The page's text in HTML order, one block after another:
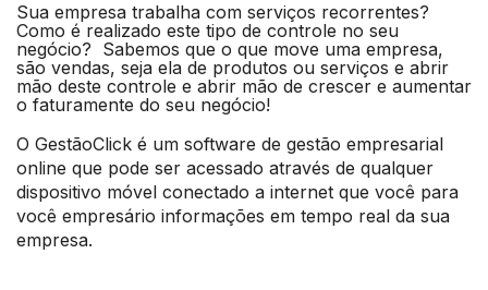
Sua empresa trabalha com serviços recorrentes?
Como é realizado este tipo de controle no seu
negócio? Sabemos que o que move uma empresa,
são vendas, seja ela de produtos ou serviços e abrir
mão deste controle e abrir mão de crescer e aumentar
o faturamente do seu negócio!
O GestãoClick é um software de gestão empresarial
online que pode ser acessado através de qualquer
dispositivo móvel conectado a internet que você para
você empresário informações em tempo real da sua
empresa.